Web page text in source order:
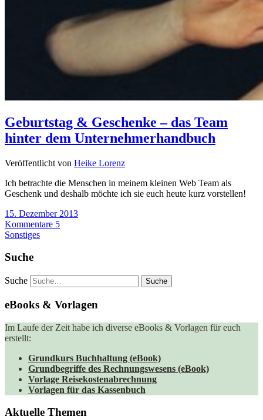
Geburtstag & Geschenke – das Team
hinter dem Unternehmerhandbuch
Veröffentlicht von Heike Lorenz
Ich betrachte die Menschen in meinem kleinen Web Team als
Geschenk und deshalb möchte ich sie euch heute kurz vorstellen!
15. Dezember 2013
Kommentare 5
Sonstiges
Suche
Suche
eBooks & Vorlagen
Im Laufe der Zeit habe ich diverse eBooks & Vorlagen für euch
erstellt:
Grundkurs Buchhaltung (eBook)
Grundbegriffe des Rechnungswesens (eBook)
Vorlage Reisekostenabrechnung
Vorlagen für das Kassenbuch
Aktuelle Themen